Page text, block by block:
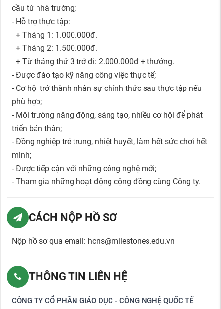
cầu từ nhà trường;
- Hỗ trợ thực tập:
+ Tháng 1: 1.000.000đ.
+ Tháng 2: 1.500.000đ.
+ Từ tháng thứ 3 trở đi: 2.000.000đ + thưởng.
- Được đào tạo kỹ năng công việc thực tế;
- Cơ hội trở thành nhân sự chính thức sau thực tập nếu
phù hợp;
- Môi trường năng động, sáng tạo, nhiều cơ hội để phát
triển bản thân;
- Đồng nghiệp trẻ trung, nhiệt huyết, làm hết sức chơi hết
mình;
- Được tiếp cận với những công nghệ mới;
- Tham gia những hoạt động cộng đồng cùng Công ty.
CÁCH NỘP HỒ SƠ
Nộp hồ sơ qua email: hcns@milestones.edu.vn
THÔNG TIN LIÊN HỆ
CÔNG TY CỔ PHẦN GIÁO DỤC - CÔNG NGHỆ QUỐC TẾ